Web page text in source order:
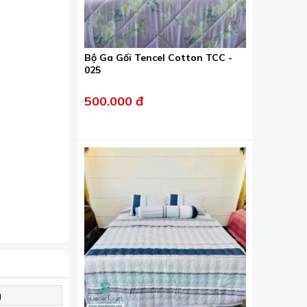
Bộ Ga Gối Tencel Cotton TCC -
025
500.000 đ